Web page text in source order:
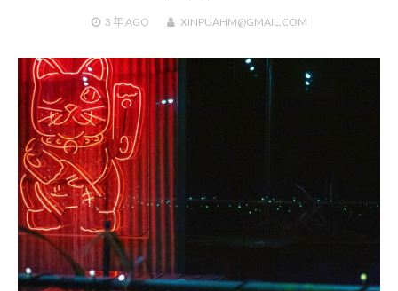
3 年AGO XINPUAHM@GMAIL.COM